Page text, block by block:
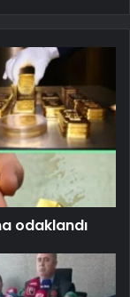
odaklandı